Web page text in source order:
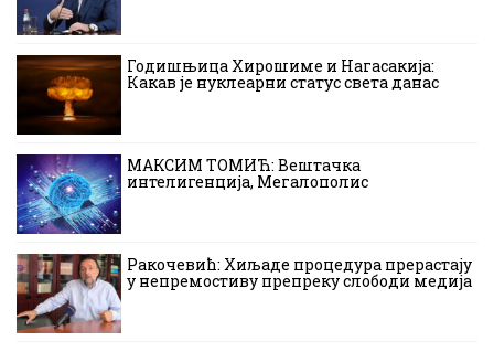
Годишњица Хирошиме и Нагасакија:
Какав је нуклеарни статус света данас
МАКСИМ ТОМИЋ: Вештачка
интелигенција, Мегалополис
Ракочевић: Хиљаде процедура прерастају
у непремостиву препреку слободи медија